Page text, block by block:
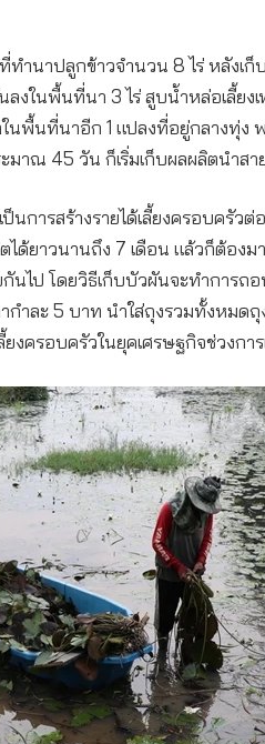
ำนาปลูกข้าวจำนวน 8 ไร่ หลังเก็
ลงในพื้นที่นา 3 ไร่ สูบน้ำหล่อเลี้ย
พื้นที่นาอีก 1 แปลงที่อยู่กลางทุ่ง พ
าณ 45 วัน ก็เริ่มเก็บผลผลิตนำสา
ป็นการสร้างรายได้เลี้ยงครอบครั
ด้ยาวนานถึง 7 เดือน แล้วก็ต้องม
นไป โดยวิธีเก็บบัวผันจะทำการ
กำละ 5 บาท นำใส่ถุงรวมทั้งหมด
ยงครอบครัวในยุคเศรษฐกิจช่วงกา